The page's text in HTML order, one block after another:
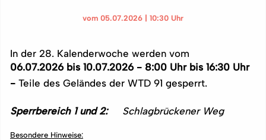
vom 05.07.2026 | 10:30 Uhr
In der 28. Kalenderwoche werden vom
06.07.2026 bis 10.07.2026 - 8:00 Uhr bis 16:30 Uhr
- Teile des Geländes der WTD 91 gesperrt.
Sperrbereich 1 und 2: Schlagbrückener Weg
Besondere Hinweise: